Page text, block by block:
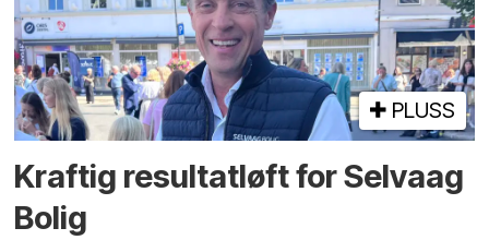
PLUSS
Kraftig resultatløft for Selvaag
Bolig